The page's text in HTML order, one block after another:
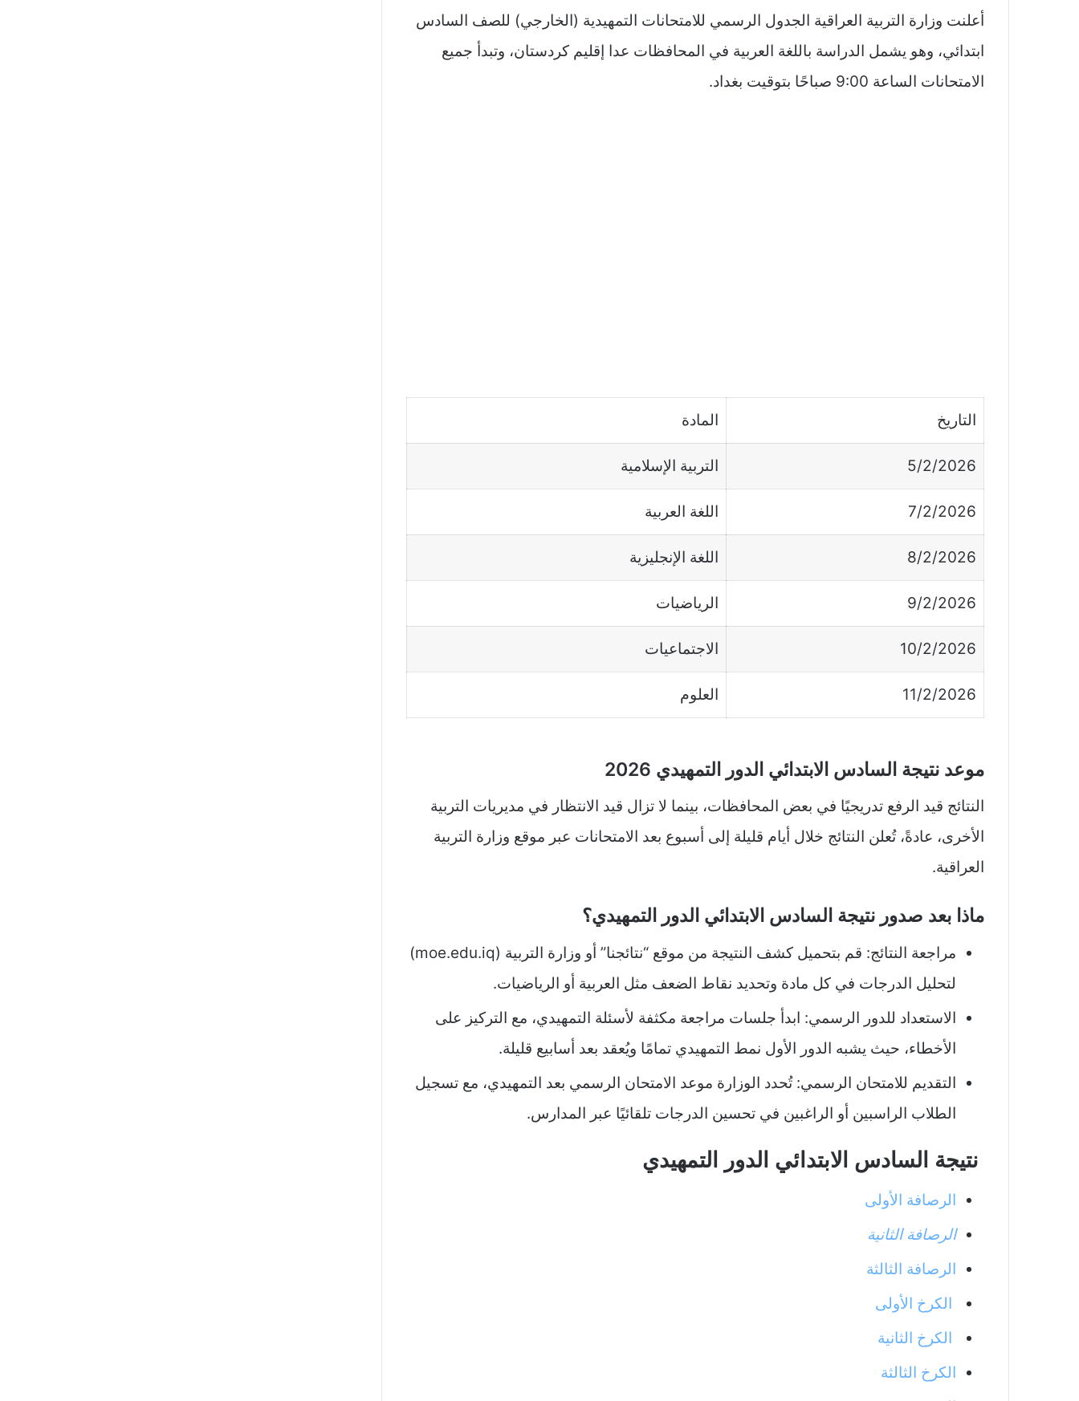
أعلنت وزارة التربية العراقية الجدول الرسمي للامتحانات التمهيدية (الخارجي) للصف السادس
ابتدائي، وهو يشمل الدراسة باللغة العربية في المحافظات عدا إقليم كردستان، وتبدأ جميع
الامتحانات الساعة 9:00 صباحًا بتوقيت بغداد.
التاريخ المادة
5/2/2026 التربية الإسلامية
7/2/2026 اللغة العربية
8/2/2026 اللغة الإنجليزية
9/2/2026 الرياضيات
10/2/2026 الاجتماعيات
11/2/2026 العلوم
موعد نتيجة السادس الابتدائي الدور التمهيدي 2026
النتائج قيد الرفع تدريجيًا في بعض المحافظات، بينما لا تزال قيد الانتظار في مديريات التربية
الأخرى، عادةً، تُعلن النتائج خلال أيام قليلة إلى أسبوع بعد الامتحانات عبر موقع وزارة التربية
العراقية.
ماذا بعد صدور نتيجة السادس الابتدائي الدور التمهيدي؟
مراجعة النتائج: قم بتحميل كشف النتيجة من موقع “نتائجنا” أو وزارة التربية (moe.edu.iq)
لتحليل الدرجات في كل مادة وتحديد نقاط الضعف مثل العربية أو الرياضيات.
الاستعداد للدور الرسمي: ابدأ جلسات مراجعة مكثفة لأسئلة التمهيدي، مع التركيز على
الأخطاء، حيث يشبه الدور الأول نمط التمهيدي تمامًا ويُعقد بعد أسابيع قليلة.
التقديم للامتحان الرسمي: تُحدد الوزارة موعد الامتحان الرسمي بعد التمهيدي، مع تسجيل
الطلاب الراسبين أو الراغبين في تحسين الدرجات تلقائيًا عبر المدارس.
نتيجة السادس الابتدائي الدور التمهيدي
الرصافة الأولى
الرصافة الثانية
الرصافة الثالثة
الكرخ الأولى
الكرخ الثانية
الكرخ الثالثة